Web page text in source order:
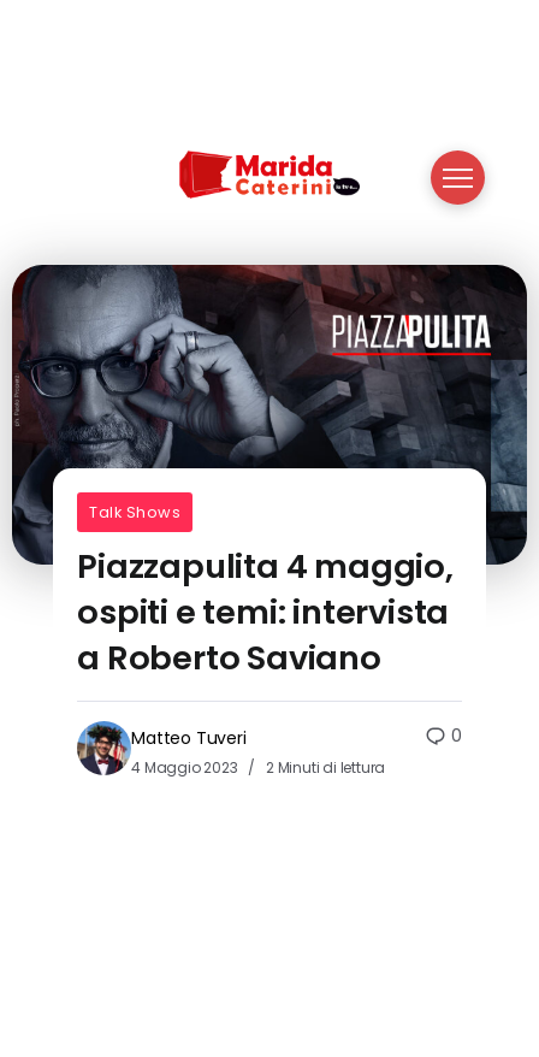
Talk Shows
Piazzapulita 4 maggio,
ospiti e temi: intervista
a Roberto Saviano
Matteo Tuveri
4 Maggio 2023 2 Minuti di lettura
0